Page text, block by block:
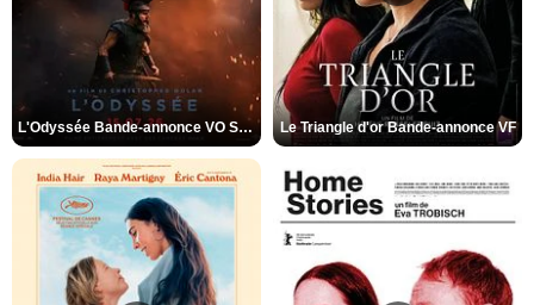
L'Odyssée Bande-annonce VO STFR Le Triangle d'or Bande-annonce VF